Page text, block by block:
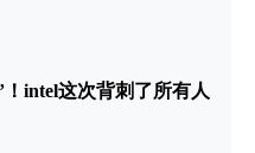
intel这次背刺了所有人